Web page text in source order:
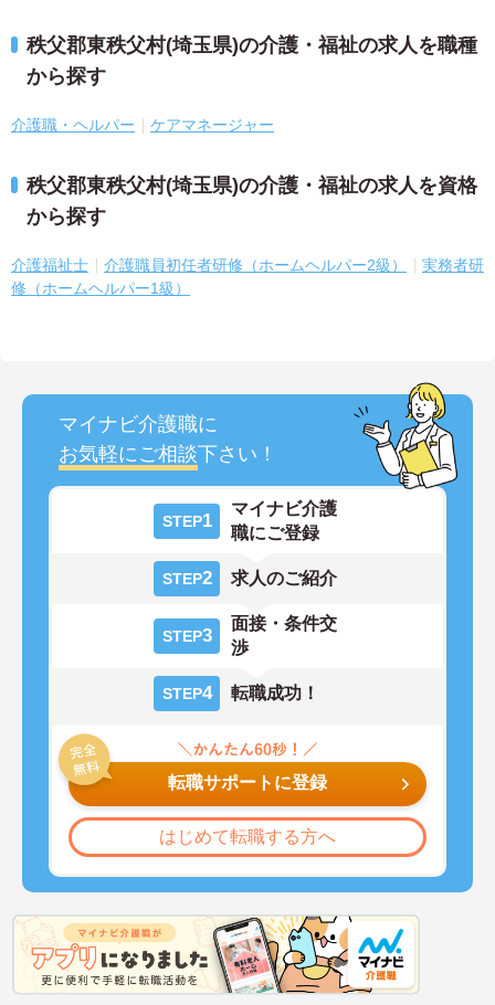
秩父郡東秩父村(埼玉県)の介護・福祉の求人を職種
から探す
介護職・ヘルパー ケアマネージャー
秩父郡東秩父村(埼玉県)の介護・福祉の求人を資格
から探す
介護福祉士 介護職員初任者研修（ホームヘルパー2級）
実務者研
修（ホームヘルパー1級）
マイナビ介護職に
お気軽にご相談下さい！
STEP1
マイナビ介護
職にご登録
STEP2 求人のご紹介
STEP3
面接・条件交
渉
STEP4 転職成功！
転職サポートに登録
はじめて転職する方へ